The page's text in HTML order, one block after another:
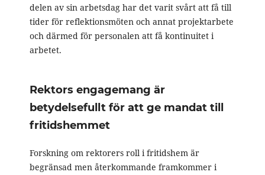
delen av sin arbetsdag har det varit svårt att få till
tider för reflektionsmöten och annat projektarbete
och därmed för personalen att få kontinuitet i
arbetet.
Rektors engagemang är
betydelsefullt för att ge mandat till
fritidshemmet
Forskning om rektorers roll i fritidshem är
begränsad men återkommande framkommer i